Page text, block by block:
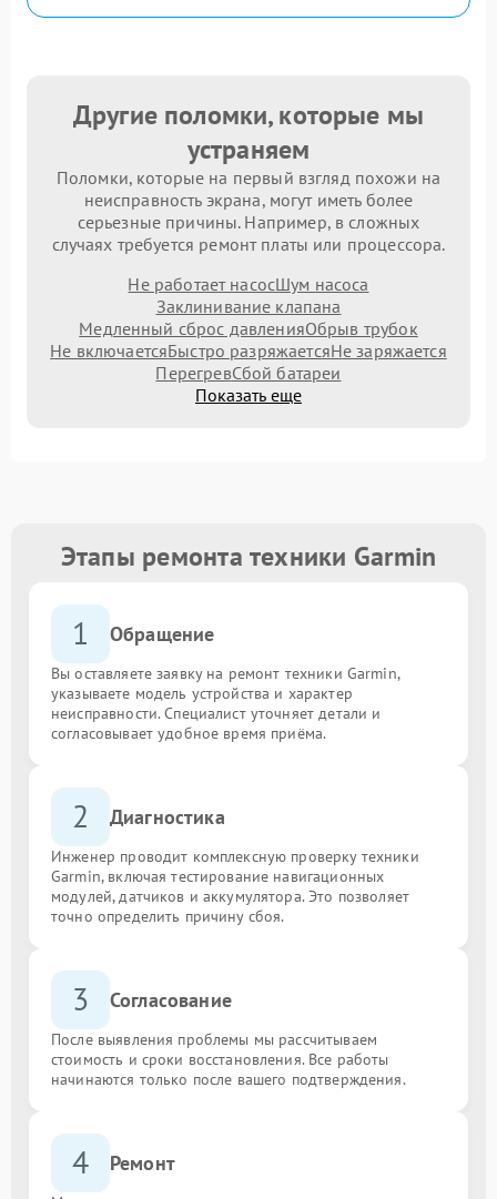
Другие поломки, которые мы
устраняем
Поломки, которые на первый взгляд похожи на
неисправность экрана, могут иметь более
серьезные причины. Например, в сложных
случаях требуется ремонт платы или процессора.
Не работает насосШум насоса
Заклинивание клапана
Медленный сброс давленияОбрыв трубок
Не включаетсяБыстро разряжаетсяНе заряжается
ПерегревСбой батареи
Показать еще
Этапы ремонта техники Garmin
1 Обращение
Вы оставляете заявку на ремонт техники Garmin,
указываете модель устройства и характер
неисправности. Специалист уточняет детали и
согласовывает удобное время приёма.
2 Диагностика
Инженер проводит комплексную проверку техники
Garmin, включая тестирование навигационных
модулей, датчиков и аккумулятора. Это позволяет
точно определить причину сбоя.
3 Согласование
После выявления проблемы мы рассчитываем
стоимость и сроки восстановления. Все работы
начинаются только после вашего подтверждения.
4 Ремонт